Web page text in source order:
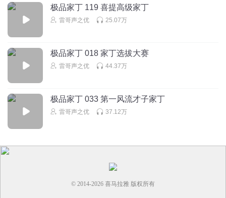
极品家丁 119 喜提高级家丁
雷哥声之优 25.07万
极品家丁 018 家丁选拔大赛
雷哥声之优 44.37万
极品家丁 033 第一风流才子家丁
雷哥声之优 37.12万
© 2014-2026 喜马拉雅 版权所有